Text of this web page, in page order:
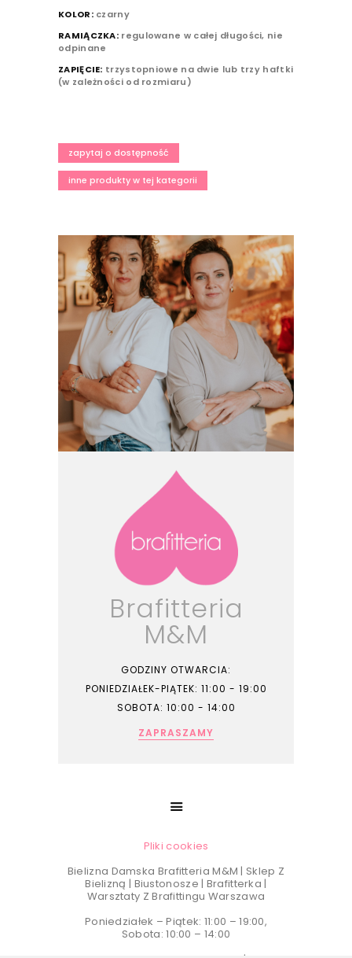
KOLOR:czarny
RAMIĄCZKA: regulowane w całej długości, nie
odpinane
ZAPIĘCIE: trzystopniowe na dwie lub trzy haftki
(w zależności od rozmiaru)
zapytaj o dostępność
inne produkty w tej kategorii
Brafitteria
M&M
GODZINY OTWARCIA:
PONIEDZIAŁEK-PIĄTEK: 11:00 - 19:00
SOBOTA: 10:00 - 14:00
ZAPRASZAMY
Pliki cookies
Bielizna Damska Brafitteria M&M | Sklep Z
Bielizną | Biustonosze | Brafitterka |
Warsztaty Z Brafittingu Warszawa
Poniedziałek – Piątek: 11:00 – 19:00,
Sobota: 10:00 – 14:00